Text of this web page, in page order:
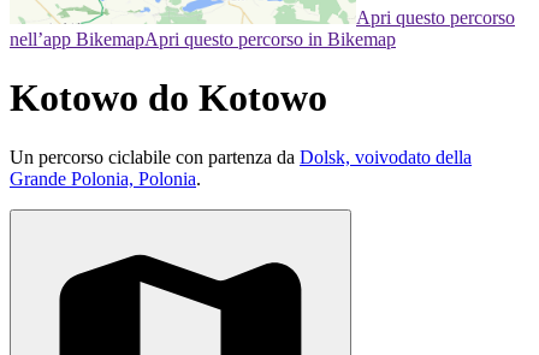
Apri questo percorso
nell’app BikemapApri questo percorso in Bikemap
Kotowo do Kotowo
Un percorso ciclabile con partenza da Dolsk, voivodato della
Grande Polonia, Polonia.